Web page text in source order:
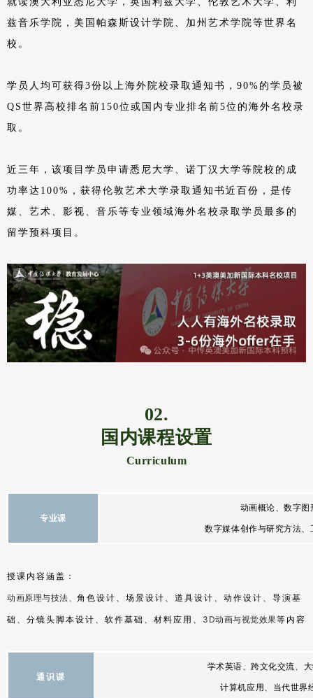
兹音乐学院，美国帕森斯设计学院、加州艺术学院等世界名
校。
学员人均可获得3份以上海外院校录取通知书，90%的学员被
QS世界高校排名前150位或国内专业排名前5位的海外名校录
取。
近三年，该项目学员申请悉尼大学、诺丁汉大学等院校的成
功率达100%，获得伦敦艺术大学录取通知书近百份，是传
媒、艺术、影视、音乐等专业领域海外名校录取学员最多的
留学预科项目。
02.
国内课程设置
Curriculum
专业课
动画概论、数字图
数字媒体创作与研究方法
授课内容涵盖：
动画原理与技法、角色设计、场景设计、道具设计、动作设计、导演基
础、分镜头脚本设计、软件基础、材料应用、 3D动画与视觉效果等内容
通识课
学术英语、跨文化交流、
计算机应用、 当代世界